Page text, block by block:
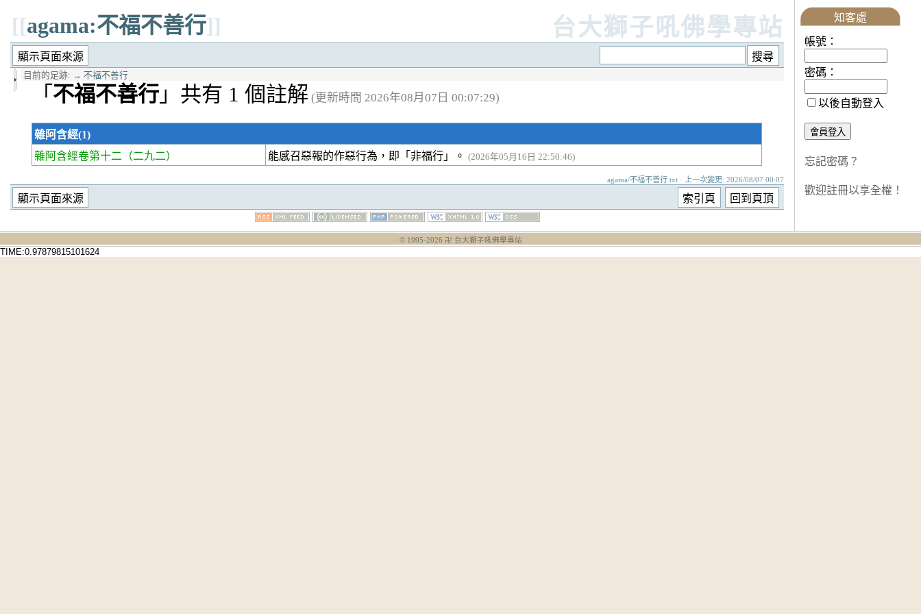
[[agama:不福不善行]] 台大獅子吼佛學專站
目前的足跡: → 不福不善行
「 不福不善行 」共有 1 個註解 (更新時間 2026年08月07日 00:07:29)
雜阿含經(1)
雜阿含經卷第十二 （二九二） 能感召惡報的作惡行為，即「非福行」。 (2026年05月16日 22:50:46)
agama/不福不善行.txt · 上一次變更: 2026/08/07 00:07
知客處
帳號：
密碼：
以後自動登入
忘記密碼？
歡迎註冊以享全權！
© 1995-2026 卍 台大獅子吼佛學專站
TIME:0.97879815101624